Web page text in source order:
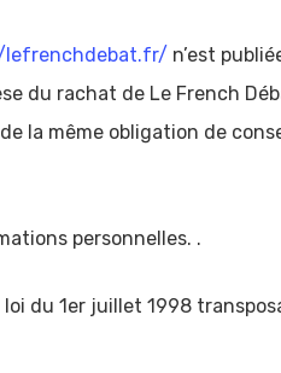
n’est
du rachat de Le French
la même obligation de
personnelles. .
du 1er juillet 1998